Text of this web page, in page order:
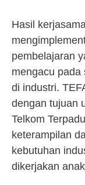
Hasil
pembelajaran
mengacu pada
di industri.
dengan tujuan
Telkom
keterampilan
kebutuhan
dikerjakan